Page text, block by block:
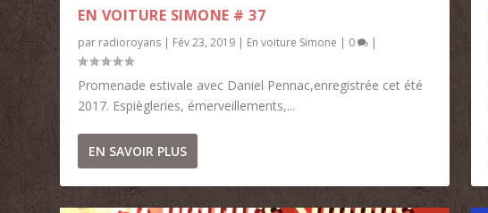
EN VOITURE SIMONE # 37
par radioroyans | Fév 23, 2019 | En voiture Simone | 0 |
Promenade estivale avec Daniel Pennac,enregistrée cet été
2017. Espiègleries, émerveillements,...
EN SAVOIR PLUS